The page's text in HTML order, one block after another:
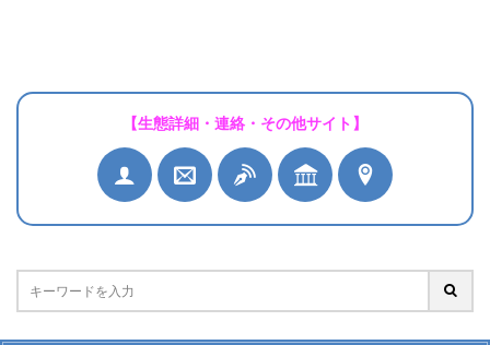
【生態詳細・連絡・その他サイト】